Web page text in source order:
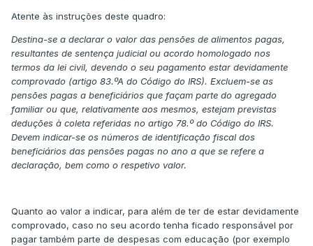
Atente às instruções deste quadro:
Destina-se a declarar o valor das pensões de alimentos pagas,
resultantes de sentença judicial ou acordo homologado nos
termos da lei civil, devendo o seu pagamento estar devidamente
comprovado (artigo 83.ºA do Código do IRS). Excluem-se as
pensões pagas a beneficiários que façam parte do agregado
familiar ou que, relativamente aos mesmos, estejam previstas
deduções à coleta referidas no artigo 78.º do Código do IRS.
Devem indicar-se os números de identificação fiscal dos
beneficiários das pensões pagas no ano a que se refere a
declaração, bem como o respetivo valor.
Quanto ao valor a indicar, para além de ter de estar devidamente
comprovado, caso no seu acordo tenha ficado responsável por
pagar também parte de despesas com educação (por exemplo